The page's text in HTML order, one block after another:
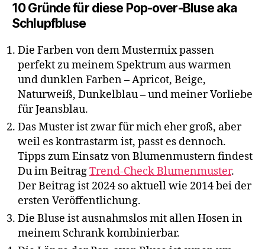
10 Gründe für diese Pop-over-Bluse aka
Schlupfbluse
Die Farben von dem Mustermix passen
perfekt zu meinem Spektrum aus warmen
und dunklen Farben – Apricot, Beige,
Naturweiß, Dunkelblau – und meiner Vorliebe
für Jeansblau.
Das Muster ist zwar für mich eher groß, aber
weil es kontrastarm ist, passt es dennoch.
Tipps zum Einsatz von Blumenmustern findest
Du im BeitragTrend-Check Blumenmuster.
Der Beitrag ist 2024 so aktuell wie 2014 bei der
ersten Veröffentlichung.
Die Bluse ist ausnahmslos mit allen Hosen in
meinem Schrank kombinierbar.